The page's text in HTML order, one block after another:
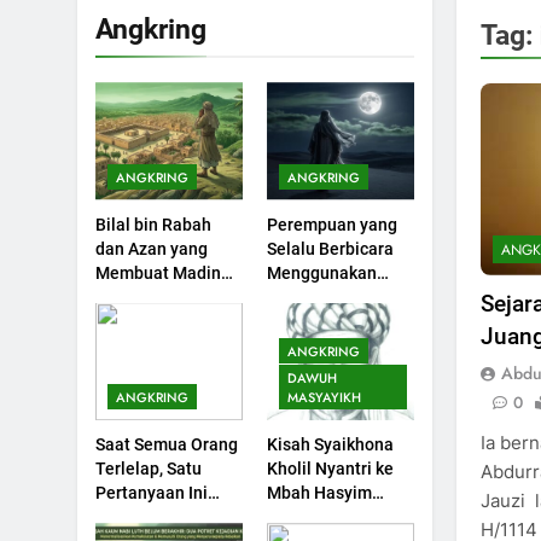
Angkring
ANGKRING
Bilal bin Rabah
dan Azan yang
Membuat Madinah
ANGKRING
Perempuan yang
Selalu Berbicara
Menggunakan
ANGKRING
Saat Semua Orang
Terlelap, Satu
Pertanyaan Ini
ANGKRING
DAWUH
MASYAYIKH
Kisah Syaikhona
Kholil Nyantri ke
Mbah Hasyim
Khutbah Jumat :
Supaya Amal Bisa
Diterima
KHUTBAH
203
Khutbah Jumat:
Bulan Muharram
Bulan Bersejarah
Khutbah Jumat:
Mengapa Orang
Dengki Tak Akan
Pernah Berjaya?
Khutbah Jumat:
Melihat Limpahan
Tag:
0
Ia
Jauzi
H/